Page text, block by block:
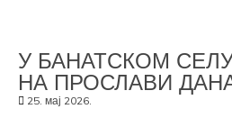
У БАНАТСКОМ
НА ПРОСЛАВИ
25. мај 2026.